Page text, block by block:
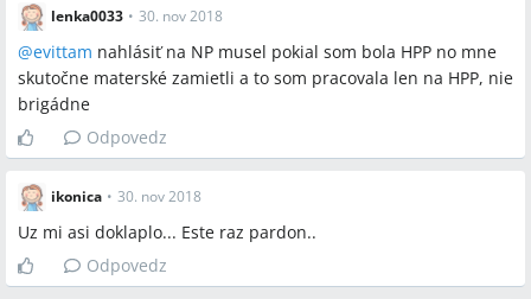
lenka0033 • 30. nov 2018
@evittam nahlásiť na NP musel pokial som bola HPP no mne
skutočne materské zamietli a to som pracovala len na HPP, nie
brigádne
Odpovedz
ikonica • 30. nov 2018
Uz mi asi doklaplo... Este raz pardon..
Odpovedz